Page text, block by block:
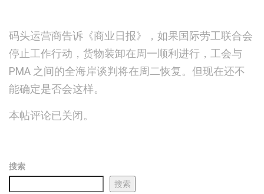
码头运营商告诉《商业日报》，如果国际劳工联合会
停止工作行动，货物装卸在周一顺利进行，工会与
PMA 之间的全海岸谈判将在周二恢复。但现在还不
能确定是否会这样。
本帖评论已关闭。
搜索
搜索